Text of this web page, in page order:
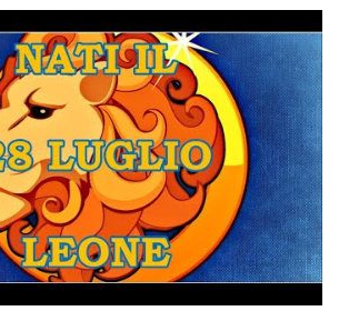
Panzarasa, la nonna di Mattia Capra e la
scoprendo dettagli che non sono
pubblico. FEBBRE DA GARLASCO?